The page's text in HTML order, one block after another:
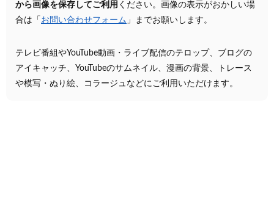
から画像を保存してご利用 ください。画像の表示がおかしい場
合は「 お問い合わせフォーム 」までお願いします。
テレビ番組やYouTube動画・ライブ配信のテロップ、ブログの
アイキャッチ、YouTubeのサムネイル、漫画の背景、トレース
や模写・ぬり絵、コラージュなどにご利用いただけます。